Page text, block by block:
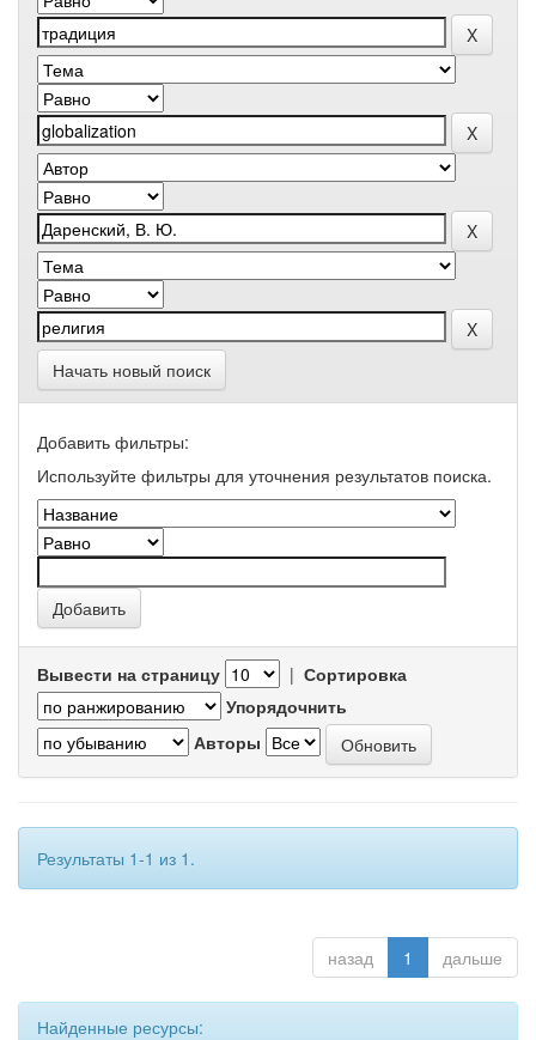
Начать новый поиск
Добавить фильтры:
Используйте фильтры для уточнения результатов поиска.
Вывести на страницу | Сортировка
Упорядочнить
Авторы
Результаты 1-1 из 1.
назад 1 дальше
Найденные ресурсы: